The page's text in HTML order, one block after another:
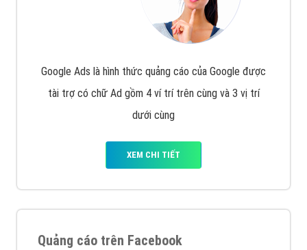
Google Ads là hình thức quảng cáo của Google được
tài trợ có chữ Ad gồm 4 ví trí trên cùng và 3 vị trí
dưới cùng
XEM CHI TIẾT
Quảng cáo trên Facebook